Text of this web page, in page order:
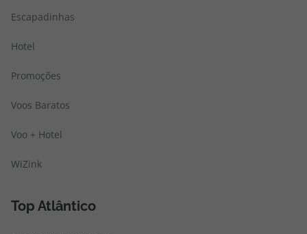
Escapadinhas
Hotel
Promoções
Voos Baratos
Voo + Hotel
WiZink
Top Atlântico